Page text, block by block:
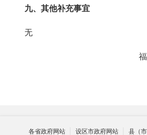
九、其他补充事宜
无
福
各省政府网站 设区市政府网站 县（市